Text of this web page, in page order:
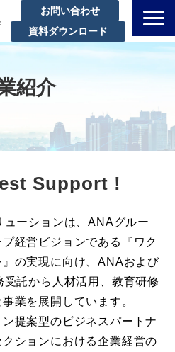
お問い合わせ
資料ダウンロード
きる課題
・事例紹介
ブログ
紹介
Support !
ーションは、ANAグルー
経営ビジョンである『ワク
の実現に向け、ANAおよび
託から人材活用、教育研修
業を展開しています。
提案型のビジネスパートナ
ションにおける企業経営の